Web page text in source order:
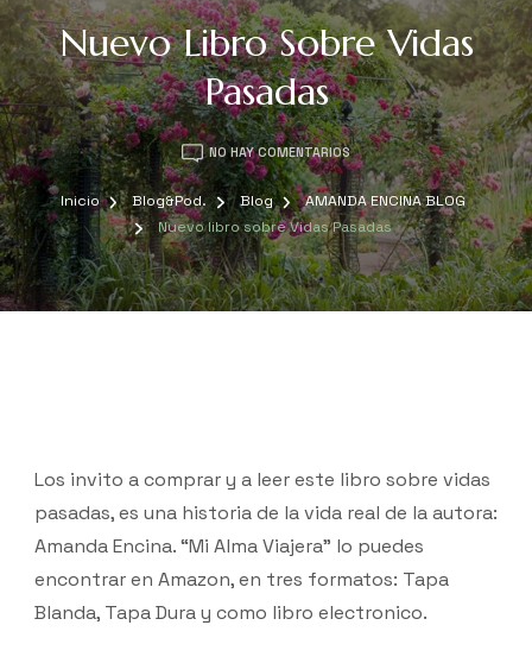
Nuevo Libro Sobre Vidas
Pasadas
NO HAY COMENTARIOS
Inicio Blog&Pod. Blog
AMANDA ENCINA BLOG
Nuevo libro sobre Vidas Pasadas
Los invito a comprar y a leer este libro sobre vidas
pasadas, es una historia de la vida real de la autora:
Amanda Encina. “Mi Alma Viajera” lo puedes
encontrar en Amazon, en tres formatos: Tapa
Blanda, Tapa Dura y como libro electronico.